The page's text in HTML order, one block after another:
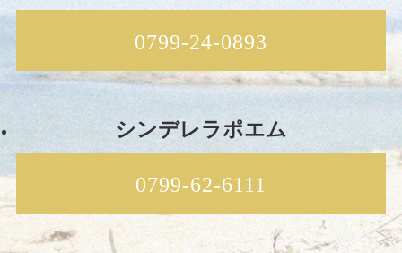
0799-24-0893
シンデレラポエム
0799-62-6111